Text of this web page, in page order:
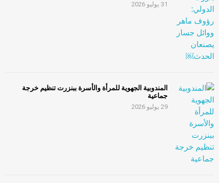
31 يوليو 2026
المندوبية الجهوية للمرأة والأسرة ببنزرت تنظيم خرجة
جماعية
29 يوليو 2026